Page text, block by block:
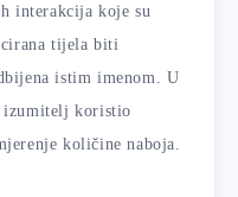
interakcija koje su
tijela biti
istim imenom. U
izumitelj koristio
količine naboja.